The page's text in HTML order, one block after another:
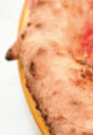
京都の書店
CULTURE
すべて